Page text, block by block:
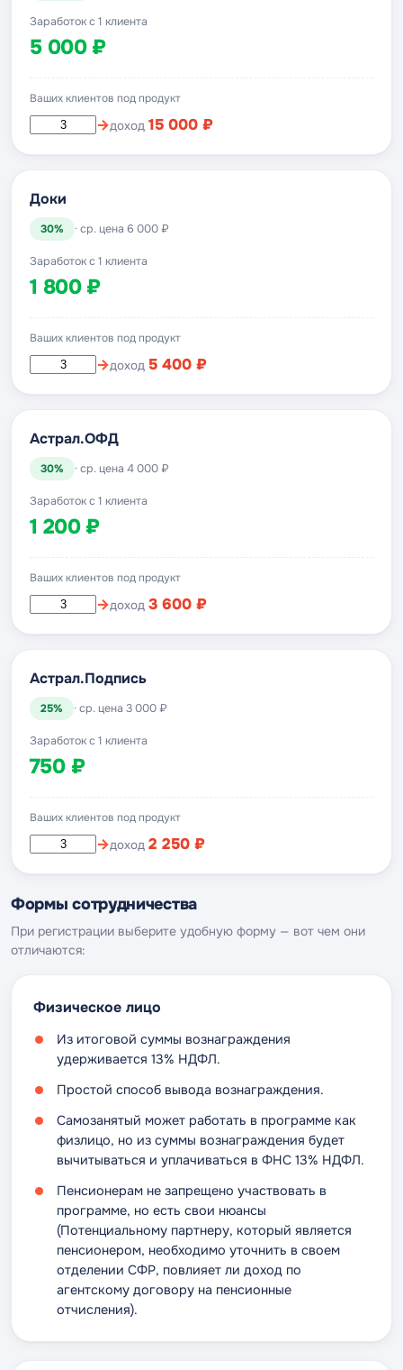
Заработок с 1 клиента
5 000 ₽
Ваших клиентов под продукт
→доход 15 000 ₽
Доки
30% · ср. цена 6 000 ₽
Заработок с 1 клиента
1 800 ₽
Ваших клиентов под продукт
→доход 5 400 ₽
Астрал.ОФД
30% · ср. цена 4 000 ₽
Заработок с 1 клиента
1 200 ₽
Ваших клиентов под продукт
→доход 3 600 ₽
Астрал.Подпись
25% · ср. цена 3 000 ₽
Заработок с 1 клиента
750 ₽
Ваших клиентов под продукт
→доход 2 250 ₽
Формы сотрудничества
При регистрации выберите удобную форму — вот чем они
отличаются:
Физическое лицо
Из итоговой суммы вознаграждения
удерживается 13% НДФЛ.
Простой способ вывода вознаграждения.
Самозанятый может работать в программе как
физлицо, но из суммы вознаграждения будет
вычитываться и уплачиваться в ФНС 13% НДФЛ.
Пенсионерам не запрещено участвовать в
программе, но есть свои нюансы
(Потенциальному партнеру, который является
пенсионером, необходимо уточнить в своем
отделении СФР, повлияет ли доход по
агентскому договору на пенсионные
отчисления).